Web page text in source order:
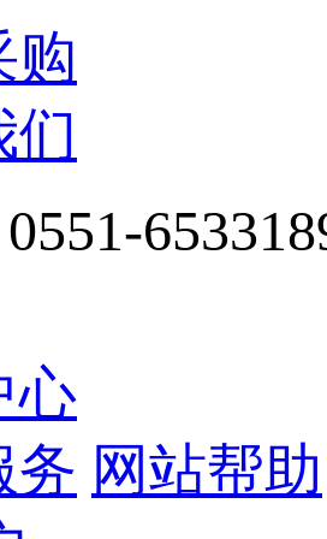
购
们
0551-
心
务 网站帮助